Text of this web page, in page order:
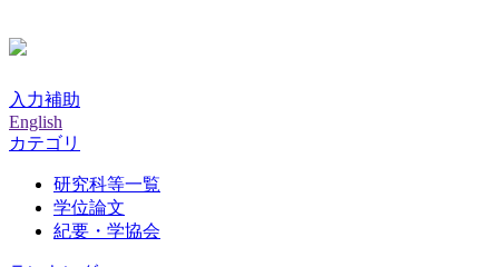
入力補助
English
カテゴリ
研究科等一覧
学位論文
紀要・学協会